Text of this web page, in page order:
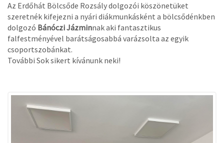
Az Erdőhát Bölcsőde Rozsály dolgozói köszönetüket
szeretnék kifejezni a nyári diákmunkásként a bölcsődénkben
dolgozó Bánóczi Jázminnak aki fantasztikus
falfestményével barátságosabbá varázsolta az egyik
csoportszobánkat.
További Sok sikert kívánunk neki!